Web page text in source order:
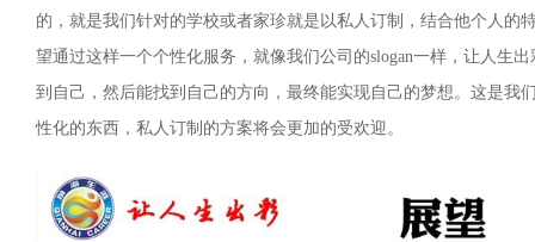
的，就是我们针对的学校或者家珍就是以私人订制，结合他个人的
望通过这样一个个性化服务，就像我们公司的slogan一样，让人生
到自己，然后能找到自己的方向，最终能实现自己的梦想。这是我
性化的东西，私人订制的方案将会更加的受欢迎。